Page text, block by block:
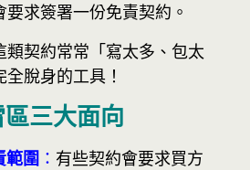
求簽署一份免責契約。
類契約常常「寫太多、包太
脫身的工具！
三大面向
範圍 ： 有些契約會要求買方